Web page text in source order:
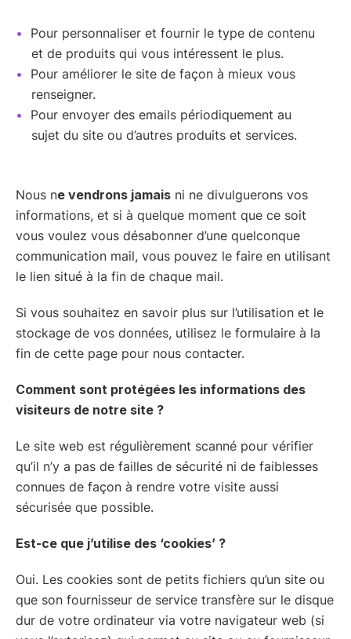
Pour personnaliser et fournir le type de contenu
et de produits qui vous intéressent le plus.
Pour améliorer le site de façon à mieux vous
renseigner.
Pour envoyer des emails périodiquement au
sujet du site ou d’autres produits et services.
Nous ne vendrons jamais ni ne divulguerons vos
informations, et si à quelque moment que ce soit
vous voulez vous désabonner d’une quelconque
communication mail, vous pouvez le faire en utilisant
le lien situé à la fin de chaque mail.
Si vous souhaitez en savoir plus sur l’utilisation et le
stockage de vos données, utilisez le formulaire à la
fin de cette page pour nous contacter.
Comment sont protégées les informations des
visiteurs de notre site ?
Le site web est régulièrement scanné pour vérifier
qu’il n’y a pas de failles de sécurité ni de faiblesses
connues de façon à rendre votre visite aussi
sécurisée que possible.
Est-ce que j’utilise des ‘cookies’ ?
Oui. Les cookies sont de petits fichiers qu’un site ou
que son fournisseur de service transfère sur le disque
dur de votre ordinateur via votre navigateur web (si